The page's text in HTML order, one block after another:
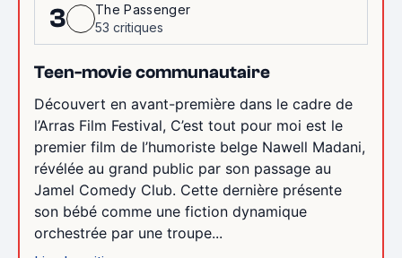
3
The Passenger
53 critiques
Teen-movie communautaire
Découvert en avant-première dans le cadre de
l’Arras Film Festival, C’est tout pour moi est le
premier film de l’humoriste belge Nawell Madani,
révélée au grand public par son passage au
Jamel Comedy Club. Cette dernière présente
son bébé comme une fiction dynamique
orchestrée par une troupe...